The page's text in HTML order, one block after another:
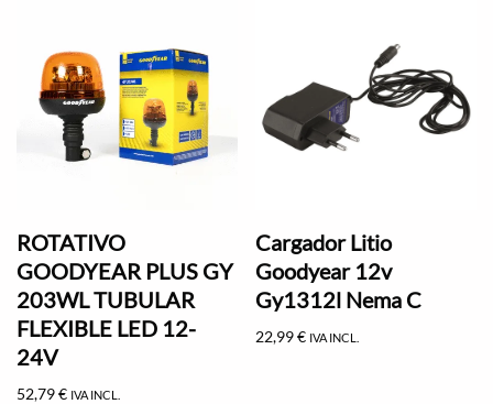
ROTATIVO
GOODYEAR PLUS GY
203WL TUBULAR
FLEXIBLE LED 12-
24V
52,79€ IVA INCL.
Cargador Litio
Goodyear 12v
Gy1312l Nema C
22,99€ IVA INCL.